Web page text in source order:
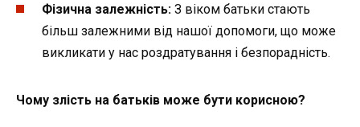
Фізична залежність: З віком батьки стають
більш залежними від нашої допомоги, що може
викликати у нас роздратування і безпорадність.
Чому злість на батьків може бути корисною?